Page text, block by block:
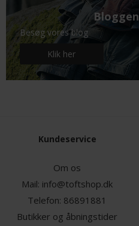
Bloggen
Besøg vores blog
Klik her
Kundeservice
Om os
Mail: info@toftshop.dk
Telefon: 86891881
Butikker og åbningstider